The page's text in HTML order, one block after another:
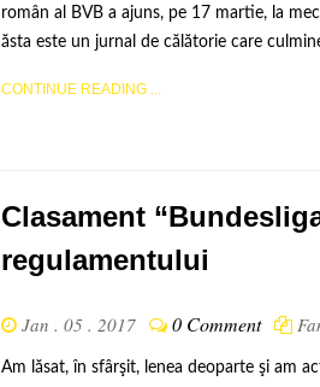
român al BVB a ajuns, pe 17 martie, la
ăsta este un jurnal de călătorie care
CONTINUE READING ...
Clasament
regulamentului
Jan . 05 . 2017 0 Comment
Am lăsat, în sfârşit, lenea deoparte şi am